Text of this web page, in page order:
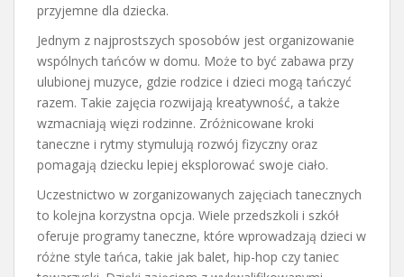
przyjemne dla dziecka.
Jednym z najprostszych sposobów jest organizowanie
wspólnych tańców w domu. Może to być zabawa przy
ulubionej muzyce, gdzie rodzice i dzieci mogą tańczyć
razem. Takie zajęcia rozwijają kreatywność, a także
wzmacniają więzi rodzinne. Zróżnicowane kroki
taneczne i rytmy stymulują rozwój fizyczny oraz
pomagają dziecku lepiej eksplorować swoje ciało.
Uczestnictwo w zorganizowanych zajęciach tanecznych
to kolejna korzystna opcja. Wiele przedszkoli i szkół
oferuje programy taneczne, które wprowadzają dzieci w
różne style tańca, takie jak balet, hip-hop czy taniec